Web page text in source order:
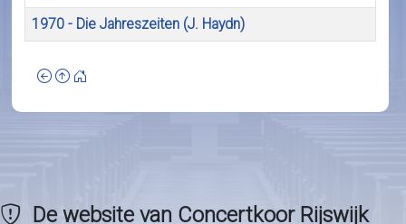
1970 - Die Jahreszeiten (J. Haydn)
De website van Concertkoor Rijswijk